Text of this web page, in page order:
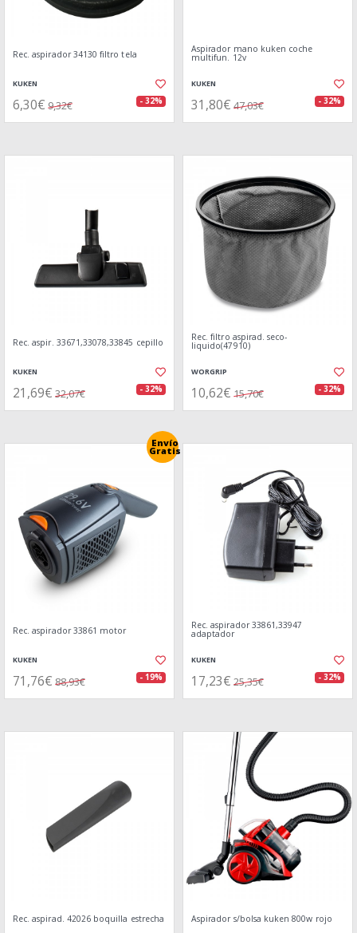
Rec. aspirador 34130 filtro tela
KUKEN
6,30€ 9,32€ - 32%
Aspirador mano kuken coche
multifun. 12v
KUKEN
31,80€ 47,03€ - 32%
Rec. aspir. 33671,33078,33845 cepillo
KUKEN
21,69€ 32,07€ - 32%
Rec. filtro aspirad. seco-
liquido(47910)
WORGRIP
10,62€ 15,70€ - 32%
Envío
Gratis
Rec. aspirador 33861 motor
KUKEN
71,76€ 88,93€ - 19%
Rec. aspirador 33861,33947
adaptador
KUKEN
17,23€ 25,35€ - 32%
Rec. aspirad. 42026 boquilla estrecha Aspirador s/bolsa kuken 800w rojo